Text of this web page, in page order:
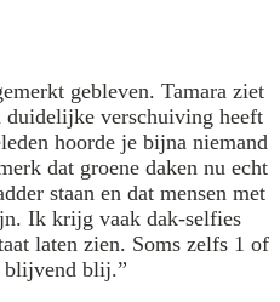
gebleven. Tamara ziet
duidelijke verschuiving heeft
hoorde je bijna niemand
dat groene daken nu echt
staan en dat mensen met
Ik krijg vaak dak-selfies
laten zien. Soms zelfs 1 of
blijvend blij.”